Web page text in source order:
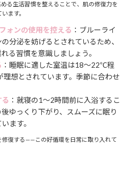
る生活習慣を整えることで、肌の修復力を
ます。
ォンの使用を控える ：ブルーライ
分泌を妨げるとされているため、
る習慣を意識しましょう。
：睡眠に適した室温は18〜22℃程
想とされています。季節に合わせ
：就寝の1〜2時間前に入浴するこ
ゆっくり下がり、スムーズに眠り
ます。
修復する——この好循環を日常に取り入れて